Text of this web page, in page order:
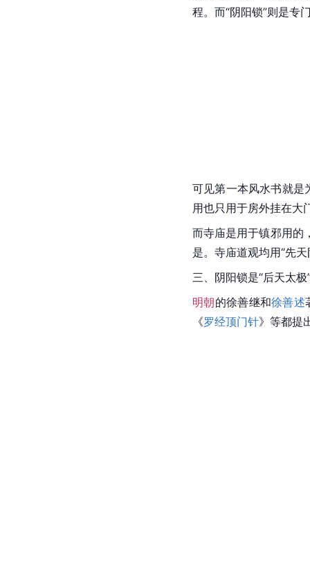
程。而“阴阳锁”则是专
可见第一本风水书就是
用也只用于房外挂在大
而寺庙是用于镇邪用的
是。 寺庙道观均用“先
三、阴阳锁是“后天太
明朝的徐善继和徐善述
《罗经顶门针》等都提